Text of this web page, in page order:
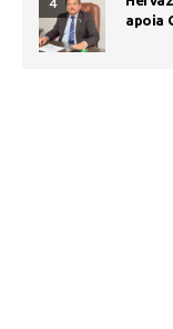
apoia